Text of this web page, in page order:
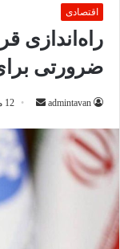
اقتصادی
راه‌اندازی
ضرورتی
admintavan
ارسال12 مرداد 1404